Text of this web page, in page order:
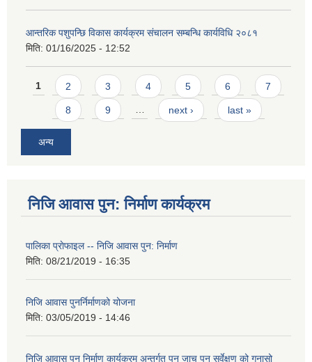
आन्तरिक पशुपन्छि विकास कार्यक्रम संचालन सम्बन्धि कार्यविधि २०८१
मिति: 01/16/2025 - 12:52
Pages
1 2 3 4 5 6 7
8 9 … next › last »
अन्य
निजि आवास पुन: निर्माण कार्यक्रम
पालिका प्राेफाइल -- निजि आवास पुन: निर्माण
मिति: 08/21/2019 - 16:35
निजि आवास पुनर्निर्माणको योजना
मिति: 03/05/2019 - 14:46
निजि आवास पुन निर्माण कार्यक्रम अन्तर्गत पुन जाच पुन सर्वेक्षण को गुनासो